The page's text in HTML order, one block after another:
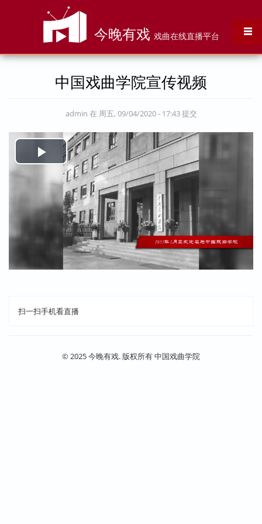
今晚有戏 戏曲在线直播平台
中国戏曲学院宣传视频
admin 在 周五, 09/04/2020 - 17:43 提交
Play
Video
扫一扫手机看直播
© 2025 今晚有戏. 版权所有 中国戏曲学院